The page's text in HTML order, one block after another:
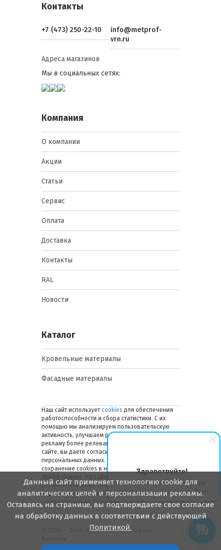
Здравствуйте!
Мы готовы ответить на Ваши
вопросы или перезвонить Вам!
Контакты
+7 (473) 250-22-10
info@metprof-
vrn.ru
Адреса магазинов
Мы в социальных сетях:
Компания
О компании
Акции
Статьи
Сервис
Оплата
Доставка
Контакты
RAL
Новости
Каталог
Кровельные материалы
Фасадные материалы
Наш сайт использует cookies для обеспечения
работоспособности и сбора статистики. С их
помощью мы анализируем пользовательскую
активность, улучшаем работу сайта и делаем
рекламу более релевантной. Оставаясь на
сайте, вы даете согласие на обработку ваших
персональных данных. Вы можете отключить
сохранение cookies в настройках браузера в
любой момент. На сайте также применяются
рекомендательные технологии. Подробнее об
обработке персональных данных — в
соответствующей
Политике.
© 2006 — 2026. Металлинвест Профиль.
Данный сайт применяет технологию cookie для
аналитических целей и персонализации рекламы.
Оставаясь на странице, вы подтверждаете свое согласие
на обработку данных в соответствии с действующей
Политикой.